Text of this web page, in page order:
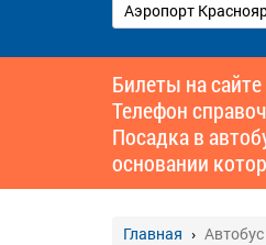
Билеты на
Телефон
Посадка в
основании
Главная